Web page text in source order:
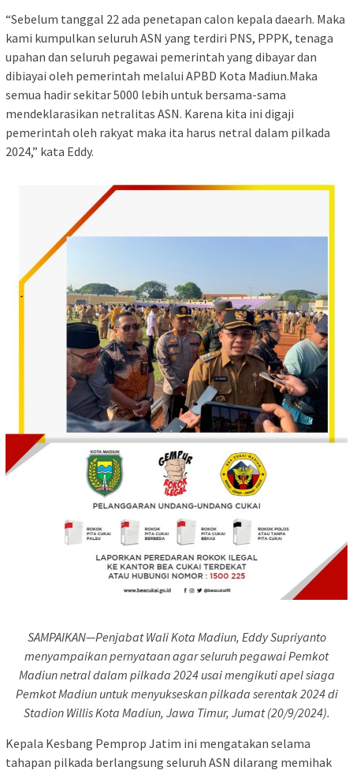
“Sebelum tanggal 22 ada penetapan calon kepala daearh. Maka
kami kumpulkan seluruh ASN yang terdiri PNS, PPPK, tenaga
upahan dan seluruh pegawai pemerintah yang dibayar dan
dibiayai oleh pemerintah melalui APBD Kota Madiun.Maka
semua hadir sekitar 5000 lebih untuk bersama-sama
mendeklarasikan netralitas ASN. Karena kita ini digaji
pemerintah oleh rakyat maka ita harus netral dalam pilkada
2024,” kata Eddy.
SAMPAIKAN—Penjabat Wali Kota Madiun, Eddy Supriyanto
menyampaikan pernyataan agar seluruh pegawai Pemkot
Madiun netral dalam pilkada 2024 usai mengikuti apel siaga
Pemkot Madiun untuk menyukseskan pilkada serentak 2024 di
Stadion Willis Kota Madiun, Jawa Timur, Jumat (20/9/2024).
Kepala Kesbang Pemprop Jatim ini mengatakan selama
tahapan pilkada berlangsung seluruh ASN dilarang memihak